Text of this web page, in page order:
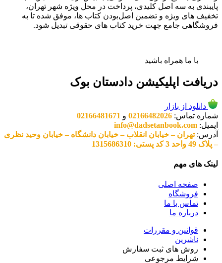
پایبندی به سه اصل کلیدی، پرداخت در محل ویژه شهر تهران،
تخفیف های ویژه و تضمین اصل‌بودن کتاب ها، موفق شده تا به
فروشگاهی جامع جهت خرید کتاب های حقوقی تبدیل شود.
با ما همراه باشید
دریافت اپلیکیشن دادستان بوک
دانلود از بازار
شماره تماس: 02166482026 و 02166481671
ایمیل: info@dadsetanbook.com
آدرس:تهران – خیابان انقلاب – خیابان دانشگاه – خیابان وحید نظری
– پلاک 49 واحد 3 کد پستی: 1315686310
لینک های مهم
صفحه اصلی
فروشگاه
تماس با ما
درباره ما
قوانین و مقررات
ناشرین
روش های ثبت سفارش
شرایط مرجوعی